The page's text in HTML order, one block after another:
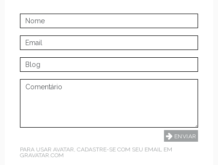
PARA USAR AVATAR, CADASTRE-SE COM SEU EMAIL EM
GRAVATAR.COM